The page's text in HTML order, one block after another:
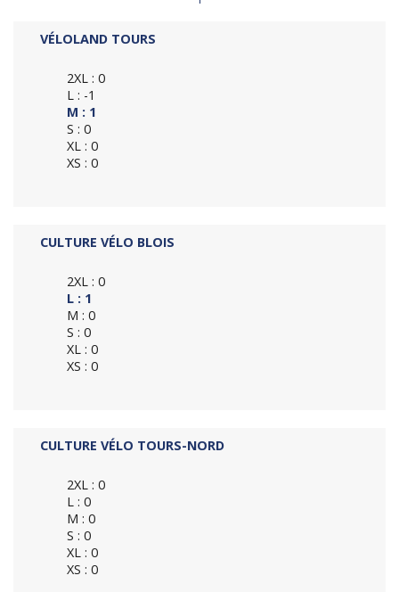
VÉLOLAND TOURS
2XL : 0
L : -1
M : 1
S : 0
XL : 0
XS : 0
CULTURE VÉLO BLOIS
2XL : 0
L : 1
M : 0
S : 0
XL : 0
XS : 0
CULTURE VÉLO TOURS-NORD
2XL : 0
L : 0
M : 0
S : 0
XL : 0
XS : 0